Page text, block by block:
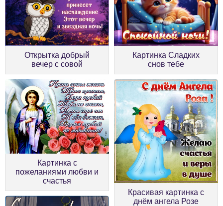
Открытка добрый
вечер с совой
Картинка Сладких
снов тебе
Картинка с
пожеланиями любви и
счастья
Красивая картинка с
днём ангела Розе